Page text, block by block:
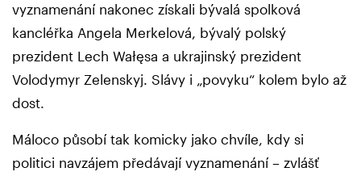
vyznamenání nakonec získali bývalá spolková
kancléřka Angela Merkelová, bývalý polský
prezident Lech Wałęsa a ukrajinský prezident
Volodymyr Zelenskyj. Slávy i „povyku“ kolem bylo až
dost.
Máloco působí tak komicky jako chvíle, kdy si
politici navzájem předávají vyznamenání – zvlášť